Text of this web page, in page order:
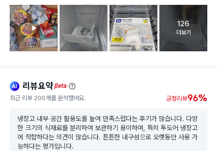
고객 리뷰
126
더보기
ai 리뷰요약beta
최근 리뷰 200개를 분석했어요. 긍정리뷰96%
냉장고 내부 공간 활용도를 높여 만족스럽다는 후기가 많습니다. 다양
한 크기의 식재료를 분리하여 보관하기 용이하며, 특히 투도어 냉장고
에 적합하다는 의견이 많습니다. 튼튼한 내구성으로 오랫동안 사용 가
능하다는 평가입니다.